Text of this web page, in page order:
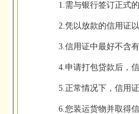
1.需与银行签订正式
2.凭以放款的信用证
3.信用证中最好不含
4.申请打包贷款后，
5.正常情况下，信用
6.您装运货物并取得